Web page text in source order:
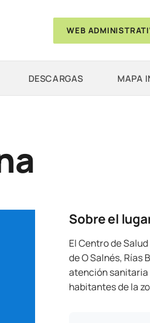
WEB
DESCARGAS MAPA
Sobre el
El Centro de
de O Salnés, Rías
atención sanitaria
habitantes de la